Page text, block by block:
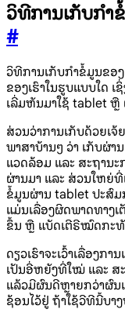
ວິທີການເກັບກໍາ
#
ວິທີການເກັບກໍາຂໍ້ມູນຂອງ
ຂອງເຮົາໃນຮູບແບບໃດ
ເລີ່ມຫັນມາໃຊ້ tablet
ສ່ວນວ່າການເກັບດ້ວຍເຈ້
ພາສາບ້ານໆ ວ່າ ເກັບຜ່
ແວດລ້ອມ ແລະ ສະຖານ
ຜ່ານມາ ແລະ ສ່ວນໃຫຍ່
ຂໍ້ມູນຜ່ານ tablet ປະສົມ
ແມ່ນເລື່ອງຜິດພາດທາງ
ຂຶ້ນ ຫຼື ແບັດເຕີຣີໝົດກະ
ດຽວເຮົາຈະເວົ້າເລື່ອງກາ
ເປັນອີ່ຫຍັງທີ່ໃໝ່ ແລະ ສ
ແລ້ວມີຜົນດີຫຼາຍກວ່າຜົນ
ຊ້ອນໄວ້ຢູ່ ຖ້າໃຊ້ວີທີນີ້ບາ